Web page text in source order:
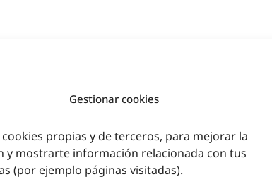
Gestionar cookies
propias y de terceros, para mejorar la
y mostrarte información relacionada con tus
(por ejemplo páginas visitadas).